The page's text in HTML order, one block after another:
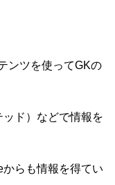
ンツを使ってGKの
ド）などで情報を
らも情報を得てい